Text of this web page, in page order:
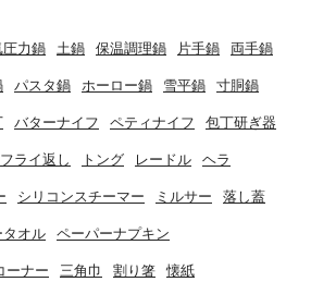
圧力鍋 土鍋 保温調理鍋 片手鍋 両手鍋
パスタ鍋 ホーロー鍋 雪平鍋 寸胴鍋
バターナイフ ペティナイフ 包丁研ぎ器
フライ返し トング レードル ヘラ
シリコンスチーマー ミルサー 落し蓋
タオル ペーパーナプキン
ーナー 三角巾 割り箸 懐紙